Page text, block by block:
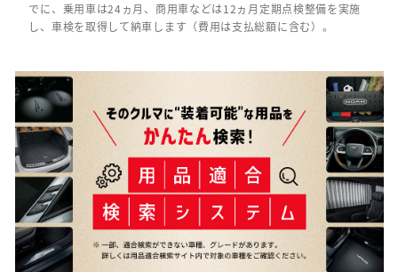
でに、乗用車は24ヵ月、商用車などは12ヵ月定期点検整備を実施
し、車検を取得して納車します（費用は支払総額に含む）。